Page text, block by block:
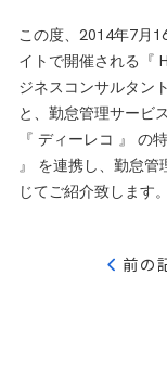
Microsoft365導
クラウド認証基
オンプレミス・
この度、2014年7月
イトで開催される『
ジネスコンサルタン
と、勤怠管理サービ
『 ディーレコ 』 の
』 を連携し、勤怠管
じてご紹介致します。
前の